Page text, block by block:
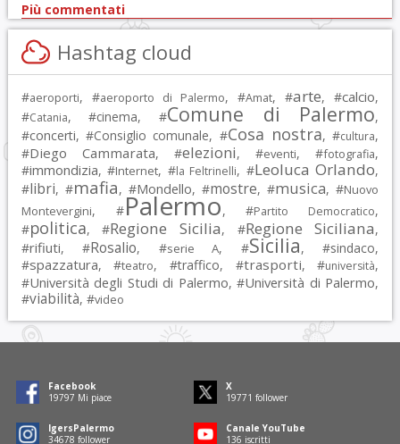
Più commentati
Hashtag cloud
#aeroporti, #aeroporto di Palermo, #Amat, #arte, #calcio,
#Catania, #cinema, #Comune di Palermo,
#concerti, #Consiglio comunale, #Cosa nostra, #cultura,
#Diego Cammarata, #elezioni, #eventi, #fotografia,
#immondizia, #Internet, #la Feltrinelli, #Leoluca Orlando,
#libri, #mafia, #Mondello, #mostre, #musica, #Nuovo
Montevergini, #Palermo, #Partito Democratico,
#politica, #Regione Sicilia, #Regione Siciliana,
#rifiuti, #Rosalio, #serie A, #Sicilia, #sindaco,
#spazzatura, #teatro, #traffico, #trasporti, #università,
#Università degli Studi di Palermo, #Università di Palermo,
#viabilità, #video
Facebook
19797 Mi piace
X
19771 follower
IgersPalermo
34678 follower
Canale YouTube
136 iscritti